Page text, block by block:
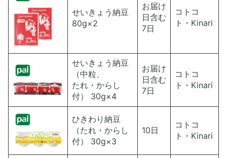
せいきょう納豆
80g×2
お届け
日含む
7日
コトコ
ト・Kinari
せいきょう納豆
（中粒、
たれ・からし
付） 30g×4
お届け
日含む
7日
コトコ
ト・Kinari
ひきわり納豆
（たれ・からし
付） 30g×3
10日
コトコ
ト・Kinari